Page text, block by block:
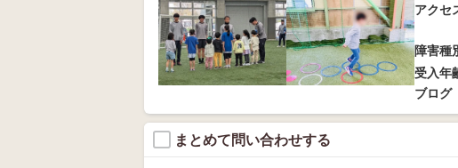
アクセ
障害種
受入年
ブログ
まとめて問い合わせする